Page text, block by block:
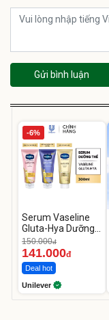
Gửi bình luận
-6%
Serum Vaseline
Gluta-Hya Dưỡng
Da Sáng Mịn Sau 7
Ngày
150.000đ
141.000đ
Deal hot
Unilever